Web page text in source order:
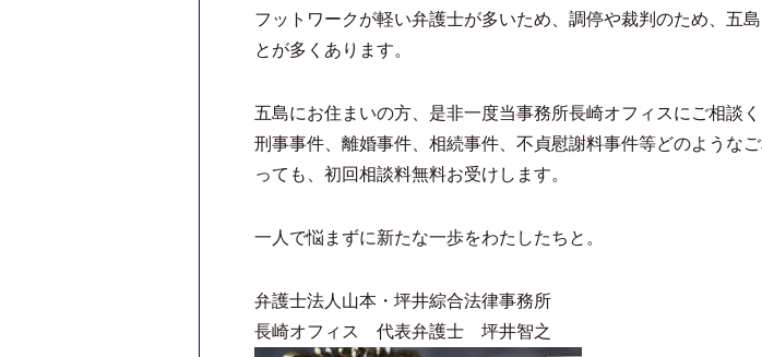
フットワークが軽い弁護士が多いため、調停や裁判のため、五島
とが多くあります。
五島にお住まいの方、是非一度当事務所長崎オフィスにご相談く
刑事事件、離婚事件、相続事件、不貞慰謝料事件等どのような
っても、初回相談料無料お受けします。
一人で悩まずに新たな一歩をわたしたちと。
弁護士法人山本・坪井綜合法律事務所
長崎オフィス 代表弁護士 坪井智之